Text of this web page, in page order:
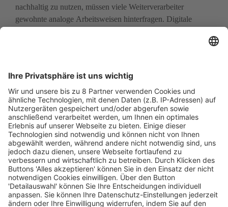
nachhaltig zu nutzen, müssen viele Weiterverarbeiter
gewohnte analoge Arbeitsweisen hinterfragen. Digitale
und Marketingaktionen über die Verpackung kontinuierlich
zu optimieren.
Digitale Workflows wirken sich auch positiv auf den
operativen Alltag aus. Vertriebsteams können schneller auf
Kundenanfragen reagieren und ihre Erfolgschancen erhöhen.
Nachhaltigkeitsziele werden durch geringeren Ausschuss
unterstützt. Gleichzeitig erleichtert die digitale Einrichtung
die Einarbeitung neuer Mitarbeitender, da weniger
druckspezifisches Fachwissen erforderlich ist.
Weiterverarbeiter mit digitalem Mindset können
kontinuierlich optimieren, indem sie ihre Arbeitsabläufe